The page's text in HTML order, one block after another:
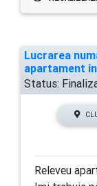
Lucrarea
apartament
Status:
Releveu